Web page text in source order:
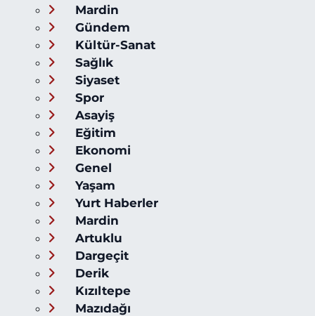
Mardin
Gündem
Kültür-Sanat
Sağlık
Siyaset
Spor
Asayiş
Eğitim
Ekonomi
Genel
Yaşam
Yurt Haberler
Mardin
Artuklu
Dargeçit
Derik
Kızıltepe
Mazıdağı